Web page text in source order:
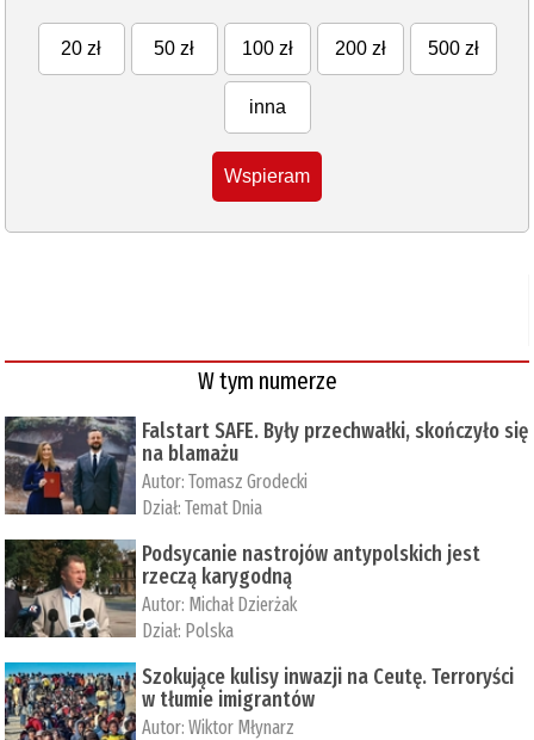
20 zł 50 zł 100 zł 200 zł 500 zł
inna
Wspieram
W tym numerze
Falstart SAFE. Były przechwałki, skończyło się
na blamażu
Autor:Tomasz Grodecki
Dział:Temat Dnia
Podsycanie nastrojów antypolskich jest
rzeczą karygodną
Autor: Michał Dzierżak
Dział: Polska
Szokujące kulisy inwazji na Ceutę. Terroryści
w tłumie imigrantów
Autor:Wiktor Młynarz